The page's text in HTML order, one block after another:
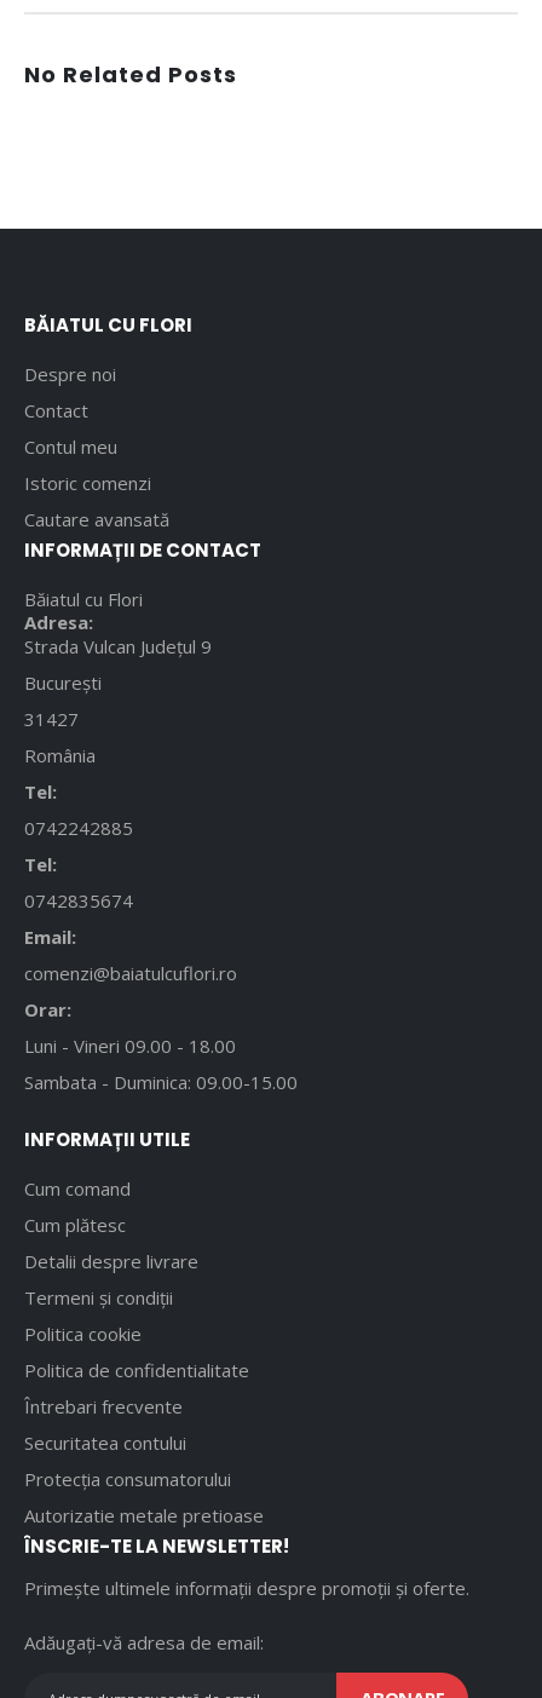
No Related Posts
BĂIATUL CU FLORI
Despre noi
Contact
Contul meu
Istoric comenzi
Cautare avansată
INFORMAȚII DE CONTACT
Băiatul cu Flori
Adresa:
Strada Vulcan Județul 9
București
31427
România
Tel:
0742242885
Tel:
0742835674
Email:
comenzi@baiatulcuflori.ro
Orar:
Luni - Vineri 09.00 - 18.00
Sambata - Duminica: 09.00-15.00
INFORMAȚII UTILE
Cum comand
Cum plătesc
Detalii despre livrare
Termeni și condiții
Politica cookie
Politica de confidentialitate
Întrebari frecvente
Securitatea contului
Protecția consumatorului
Autorizatie metale pretioase
ÎNSCRIE-TE LA NEWSLETTER!
Primește ultimele informații despre promoții și oferte.
Adăugați-vă adresa de email: